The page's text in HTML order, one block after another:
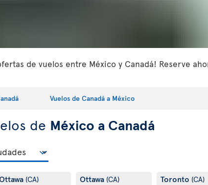
de vuelos entre México y Canadá! Reserve
Vuelos de Canadá a México
de México a Canadá
(CA) Ottawa (CA) Toronto (CA)